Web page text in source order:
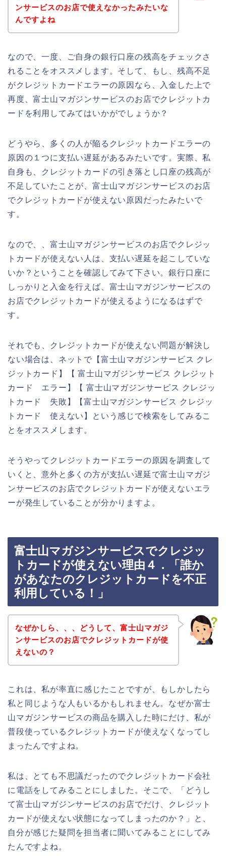
ンサービスのお店で使えなかったみたいな
んですよね
なので、一度、ご自身の銀行口座の残高をチェックさ
れることをオススメします。そして、もし、残高不足
がクレジットカードエラーの原因なら、入金した上で
再度、富士山マガジンサービスのお店でクレジットカ
ードを利用してみてはいかがでしょうか？
どうやら、多くの人が陥るクレジットカードエラーの
原因の１つに支払い遅延があるみたいです。実際、私
自身も、クレジットカードの引き落とし口座の残高が
不足していたことが、富士山マガジンサービスのお店
でクレジットカードが使えない原因だったみたいで
す。
なので、、富士山マガジンサービスのお店でクレジッ
トカードが使えない人は、支払い遅延を起こしていな
いか？ということを確認してみて下さい。銀行口座に
しっかりと入金を行えば、富士山マガジンサービスの
お店でクレジットカードが使えるようになるはずで
す。
それでも、クレジットカードが使えない問題が解決し
ない場合は、ネットで【富士山マガジンサービス クレ
ジットカード】【 富士山マガジンサービス クレジット
カード エラー】【 富士山マガジンサービス クレジッ
トカード 失敗】【富士山マガジンサービス クレジッ
トカード 使えない】という感じで検索をしてみるこ
とをオススメします。
そうやってクレジットカードエラーの原因を調査して
いくと、意外と多くの方が支払い遅延で富士山マガジ
ンサービスのお店でクレジットカードが使えないエラ
ーが発生していることが分かりますよ。
富士山マガジンサービスでクレジッ
トカードが使えない理由４．「誰か
があなたのクレジットカードを不正
利用している！」
なぜかしら、、、どうして、富士山マガジ
ンサービスのお店でクレジットカードが使
えないの？
これは、私が率直に感じたことですが、もしかしたら
私と同じような人もいるかもしれません。なぜか富士
山マガジンサービスの商品を購入した時にだけ、私が
普段使っているクレジットカードが使えなくなってし
まったんですよね。
私は、とても不思議だったのでクレジットカード会社
に電話をしてみることにしました。そこで、「どうし
て富士山マガジンサービスのお店でだけ、クレジット
カードが使えない状態になってしまったのか？」と、
自分が感じた疑問を担当者に聞いてみることにしてみ
たんですよね。